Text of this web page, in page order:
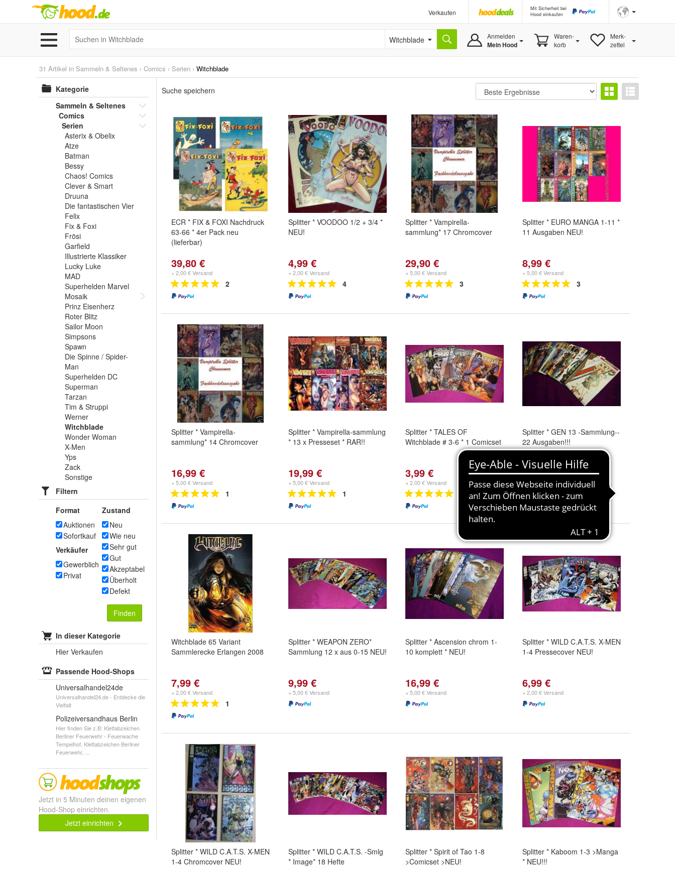
Verkaufen
Mit Sicherheit bei
Hood einkaufen
Witchblade Anmelden
Mein Hood
Waren-
korb
Merk-
zettel
31 Artikel in Sammeln & Seltenes › Comics › Serien › Witchblade
Kategorie
Sammeln & Seltenes
Comics
Serien
Asterix & Obelix
Atze
Batman
Bessy
Chaos! Comics
Clever & Smart
Druuna
Die fantastischen Vier
Felix
Fix & Foxi
Frösi
Garfield
Illustrierte Klassiker
Lucky Luke
MAD
Superhelden Marvel
Mosaik
Prinz Eisenherz
Roter Blitz
Sailor Moon
Simpsons
Spawn
Die Spinne / Spider-
Man
Superhelden DC
Superman
Tarzan
Tim & Struppi
Werner
Witchblade
Wonder Woman
X-Men
Yps
Zack
Sonstige
Filtern
Format
Auktionen
Sofortkauf
Verkäufer
Gewerblich
Privat
Zustand
Neu
Wie neu
Sehr gut
Gut
Akzeptabel
Überholt
Defekt
Finden
In dieser Kategorie
Hier Verkaufen
Passende Hood-Shops
Universalhandel24de
Universalhandel24.de - Entdecke die
Vielfalt
Polizeiversandhaus Berlin
Hier finden Sie z.B: Klettabzeichen
Berliner Feuerwehr - Feuerwache
Tempelhof, Klettabzeichen Berliner
Feuerwehr, ...
Jetzt in 5 Minuten deinen eigenen
Hood-Shop einrichten.
Jetzt einrichten
Suche speichern
ECR * FIX & FOXI Nachdruck
63-66 * 4er Pack neu
(lieferbar)
39,80 €
+ 2,00 € Versand
2
Splitter * VOODOO 1/2 + 3/4 *
NEU!
4,99 €
+ 2,00 € Versand
4
Splitter * Vampirella-
sammlung* 17 Chromcover
29,90 €
+ 5,00 € Versand
3
Splitter * EURO MANGA 1-11 *
11 Ausgaben NEU!
8,99 €
+ 5,00 € Versand
3
Splitter * Vampirella-
sammlung* 14 Chromcover
16,99 €
+ 5,00 € Versand
1
Splitter * Vampirella-sammlung
* 13 x Presseset * RAR!!
19,99 €
+ 5,00 € Versand
1
Splitter * TALES OF
Witchblade # 3-6 * 1 Comicset
3,99 €
+ 2,00 € Versand
Splitter * GEN 13 -Sammlung--
22 Ausgaben!!!
29,99 €
+ 5,00 € Versand
1
Witchblade 65 Variant
Sammlerecke Erlangen 2008
7,99 €
+ 2,00 € Versand
1
Splitter * WEAPON ZERO*
Sammlung 12 x aus 0-15 NEU!
9,99 €
+ 5,00 € Versand
Splitter * Ascension chrom 1-
10 komplett * NEU!
16,99 €
+ 5,00 € Versand
Splitter * WILD C.A.T.S. X-MEN
1-4 Pressecover NEU!
6,99 €
+ 2,00 € Versand
Splitter * WILD C.A.T.S. X-MEN
1-4 Chromcover NEU!
Splitter * WILD C.A.T.S. -Smlg
* Image* 18 Hefte
Splitter * Spirit of Tao 1-8
>Comicset >NEU!
Splitter * Kaboom 1-3 >Manga
* NEU!!!